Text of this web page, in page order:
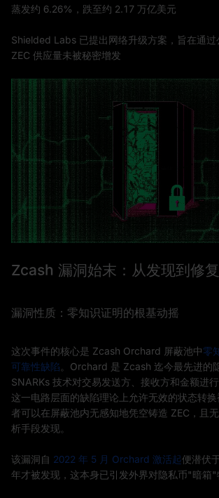
蒸发约 6.26%，跌至约 2.17 万亿美元
Shielded Labs 已提出网络升级方案，旨在通过
ZEC 供应量未被秘密增发
Zcash 漏洞始末：从发现到修复
漏洞性质：零知识证明的根基动摇
这次事件的核心是 Zcash Orchard 屏蔽池中零
可靠性缺陷。Orchard 是 Zcash 迄今最先进的
SNARKs 技术对交易发送方、接收方和金额进
这一电路层面的缺陷理论上允许无效的状态转
者可以在屏蔽池内无感知地凭空铸造 ZEC，且
析手段发现。
该漏洞自 2022 年 5 月 Orchard 激活起便潜伏
年才被发现，这本身已引发外界对隐私币"暗箱"